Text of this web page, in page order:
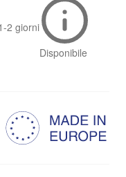
2 giorni
Disponibile